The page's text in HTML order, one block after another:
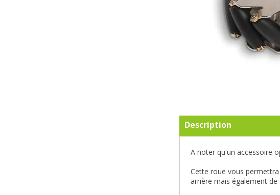
Description
A noter qu'un accessoire
Cette roue vous
arrière mais également